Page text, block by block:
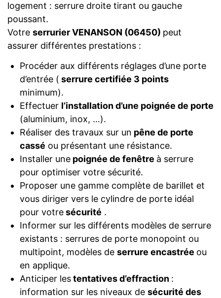
logement : serrure droite tirant ou gauche
poussant.
Votre serrurier VENANSON (06450) peut
assurer différentes prestations :
Procéder aux différents réglages d’une porte
d’entrée ( serrure certifiée 3 points
minimum).
Effectuer l’installation d’une poignée de porte
(aluminium, inox, …).
Réaliser des travaux sur un pêne de porte
cassé ou présentant une résistance.
Installer unepoignée de fenêtre à serrure
pour optimiser votre sécurité.
Proposer une gamme complète de barillet et
vous diriger vers le cylindre de porte idéal
pour votresécurité .
Informer sur les différents modèles de serrure
existants : serrures de porte monopoint ou
multipoint, modèles de serrure encastrée ou
en applique.
Anticiper lestentatives d’effraction :
information sur les niveaux de sécurité des